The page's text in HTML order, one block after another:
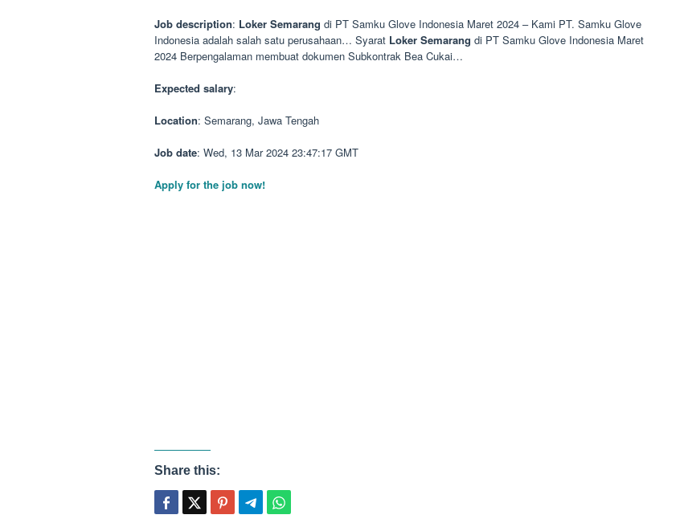
Job description: Loker Semarang di PT Samku Glove Indonesia Maret 2024 – Kami PT. Samku Glove
Indonesia adalah salah satu perusahaan… Syarat Loker Semarang di PT Samku Glove Indonesia Maret
2024 Berpengalaman membuat dokumen Subkontrak Bea Cukai…
Expected salary:
Location: Semarang, Jawa Tengah
Job date: Wed, 13 Mar 2024 23:47:17 GMT
Apply for the job now!
Share this: